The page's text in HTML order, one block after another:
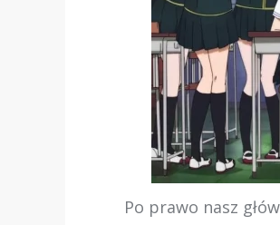
Po prawo nasz